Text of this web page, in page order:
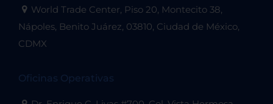
World Trade Center, Piso 20, Montecito 38,
Nápoles, Benito Juárez, 03810, Ciudad de México,
CDMX
Oficinas Operativas